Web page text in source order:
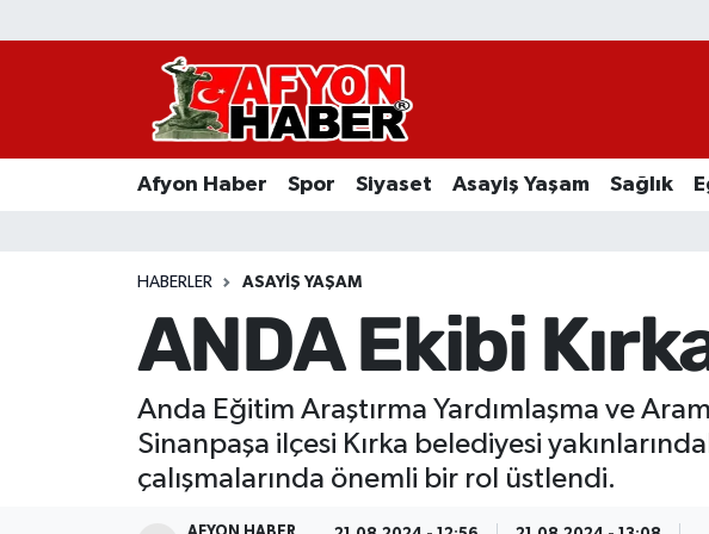
Afyon Haber Spor Siyaset Asayiş Yaşam Sağlık
HABERLER ASAYIŞ YAŞAM
ANDA Ekibi
Anda Eğitim Araştırma Yardımlaşma ve
Sinanpaşa ilçesi Kırka belediyesi
çalışmalarında önemli bir rol üstlendi.
Afyon Haber
Asayiş Yaşam
Sivil Toplum